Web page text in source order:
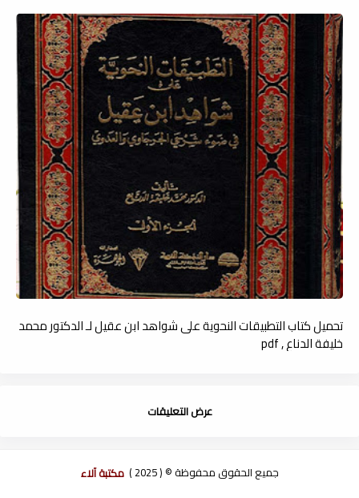
تحميل كتاب التطبيقات النحوية على شواهد ابن عقيل لـ الدكتور محمد
خليفة الدناع , pdf
عرض التعليقات
جميع الحقوق محفوظة © ( 2025 ) مكتبة آلاء